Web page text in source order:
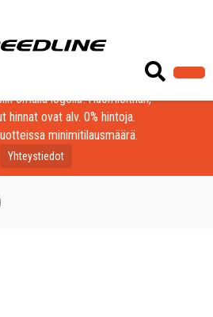
tuotteet yrityksesi, seurasi tai
omalla logolla! Huomioithan,
hinnat ovat alv. 0% hintoja.
minimitilausmäärä.
Yhteystiedot